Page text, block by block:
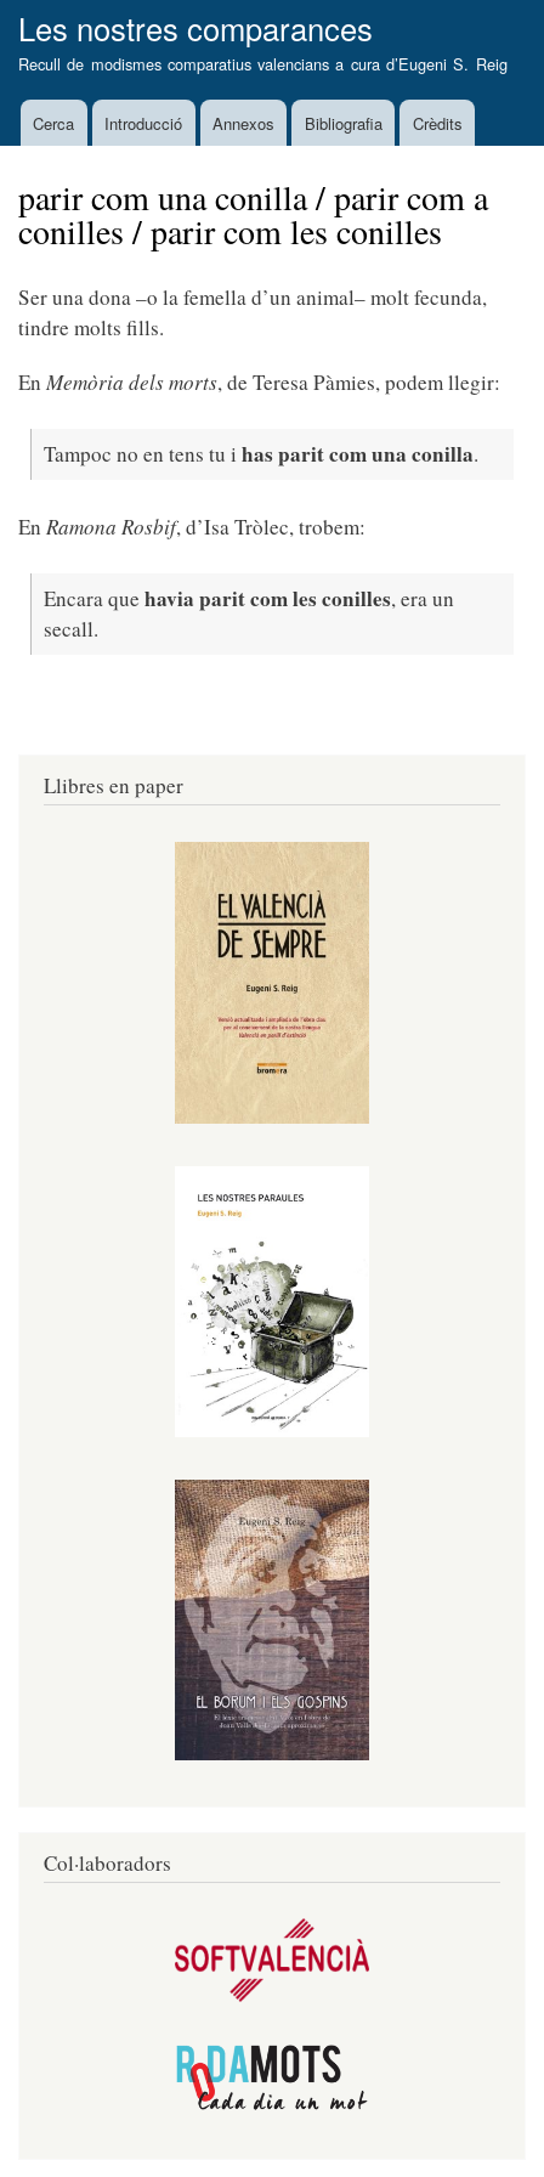
al
contingut
Les nostres comparances
Recull de modismes comparatius valencians a cura d’Eugeni S. Reig
MainCerca Introducció Annexos Bibliografia Crèdits
parir com una conilla / parir com a
conilles / parir com les conilles
Ser una dona –o la femella d’un animal– molt fecunda,
tindre molts fills.
En Memòria dels morts, de Teresa Pàmies, podem llegir:
Tampoc no en tens tu i has parit com una conilla.
En Ramona Rosbif, d’Isa Tròlec, trobem:
Encara que havia parit com les conilles, era un
secall.
Llibres en paper
Col·laboradors